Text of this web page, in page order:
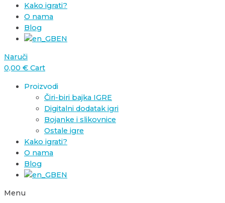
Kako igrati?
O nama
Blog
EN
Naruči
0,00 € Cart
Proizvodi
Čiri-biri bajka IGRE
Digitalni dodatak igri
Bojanke i slikovnice
Ostale igre
Kako igrati?
O nama
Blog
EN
Menu